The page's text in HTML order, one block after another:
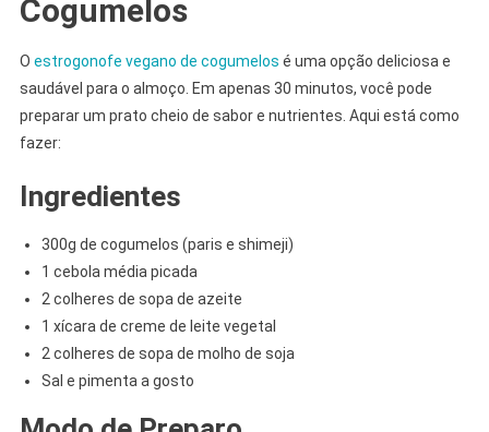
Cogumelos
O estrogonofe vegano de cogumelos é uma opção deliciosa e
saudável para o almoço. Em apenas 30 minutos, você pode
preparar um prato cheio de sabor e nutrientes. Aqui está como
fazer:
Ingredientes
300g de cogumelos (paris e shimeji)
1 cebola média picada
2 colheres de sopa de azeite
1 xícara de creme de leite vegetal
2 colheres de sopa de molho de soja
Sal e pimenta a gosto